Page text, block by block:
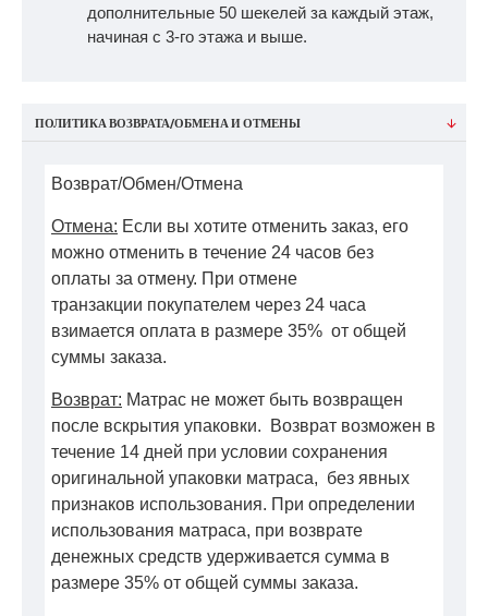
дополнительные 50 шекелей за каждый этаж,
начиная с 3-го этажа и выше.
ПОЛИТИКА ВОЗВРАТА/ОБМЕНА И ОТМЕНЫ
Возврат/Обмен/Отмена
Отмена: Если вы хотите отменить заказ, его
можно отменить в течение 24 часов без
оплаты за отмену. При отмене
транзакции покупателем через 24 часа
взимается оплата в размере 35% от общей
суммы заказа.
Возврат: Матрас не может быть возвращен
после вскрытия упаковки. Возврат возможен в
течение 14 дней при условии сохранения
оригинальной упаковки матраса, без явных
признаков использования. При определении
использования матраса, при возврате
денежных средств удерживается сумма в
размере 35% от общей суммы заказа.